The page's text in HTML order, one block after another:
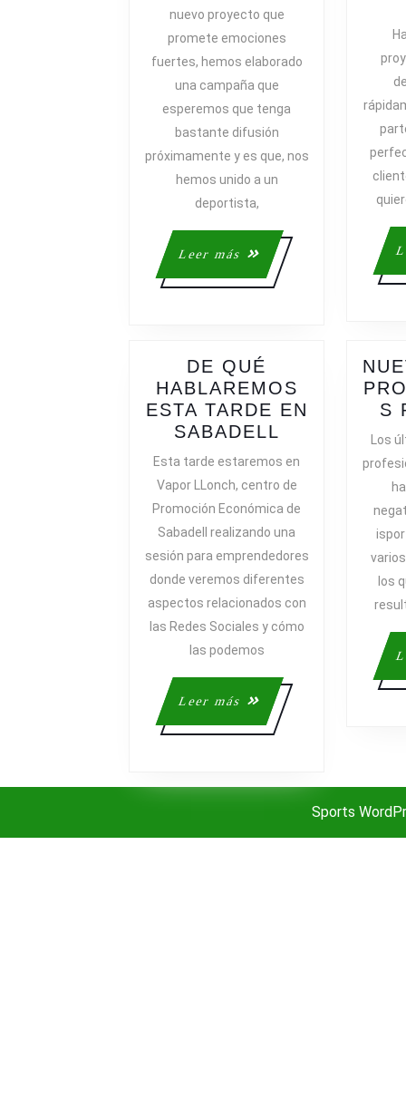
UN
nuevo proyecto que
promete emociones
fuertes, hemos elaborado
una campaña que
esperemos que tenga
bastante difusión
próximamente y es que, nos
hemos unido a un
deportista,
Leer más
Leer
más
DE QUÉ
HABLAREMOS
ESTA TARDE EN
SABADELL
ESTA
TARDE
EN
SABADELL
Esta tarde estaremos en
Vapor LLonch, centro de
Promoción Económica de
Sabadell realizando una
sesión para emprendedores
donde veremos diferentes
aspectos relacionados con
las Redes Sociales y cómo
las podemos
Leer más
Leer
más
S
Los
los
Sports